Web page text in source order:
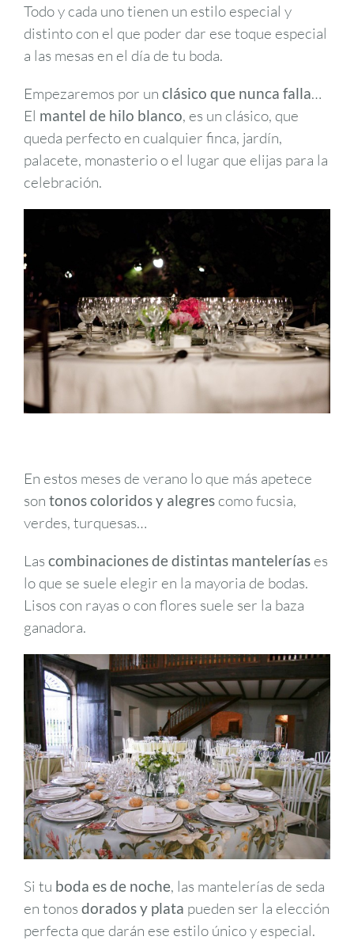
Todo y cada uno tienen un estilo especial y
distinto con el que poder dar ese toque especial
a las mesas en el día de tu boda.
Empezaremos por un clásico que nunca falla…
El mantel de hilo blanco, es un clásico, que
queda perfecto en cualquier finca, jardín,
palacete, monasterio o el lugar que elijas para la
celebración.
En estos meses de verano lo que más apetece
son tonos coloridos y alegres como fucsia,
verdes, turquesas…
Las combinaciones de distintas mantelerías es
lo que se suele elegir en la mayoria de bodas.
Lisos con rayas o con flores suele ser la baza
ganadora.
Si tu boda es de noche, las mantelerías de seda
en tonos dorados y plata pueden ser la elección
perfecta que darán ese estilo único y especial.